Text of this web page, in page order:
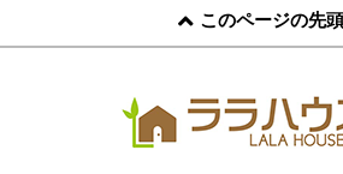
このページの先